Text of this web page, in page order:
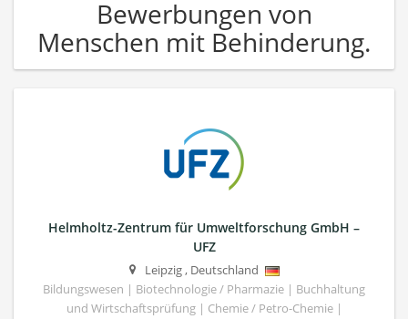
Bewerbungen von
Menschen mit Behinderung.
Helmholtz-Zentrum für Umweltforschung GmbH –
UFZ
Leipzig, Deutschland
Bildungswesen | Biotechnologie / Pharmazie | Buchhaltung
und Wirtschaftsprüfung | Chemie / Petro-Chemie |